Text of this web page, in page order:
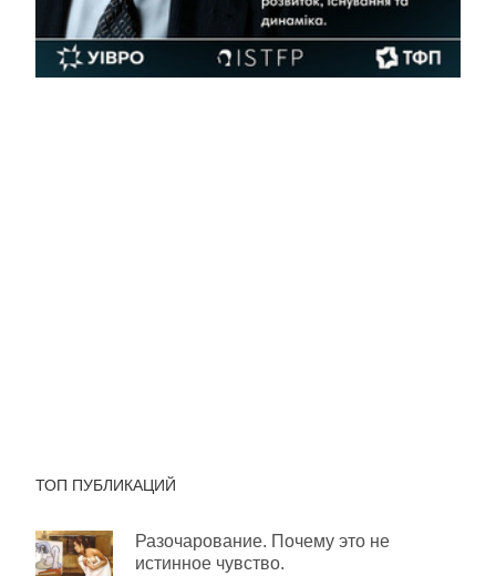
ТОП ПУБЛИКАЦИЙ
Разочарование. Почему это не
истинное чувство.